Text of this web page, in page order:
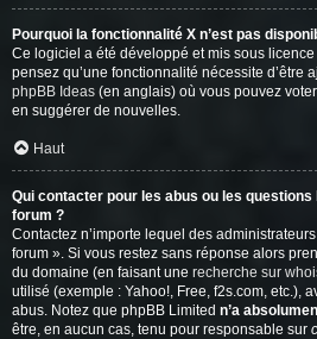
Pourquoi la fonctionnalité X n’est pas
Ce logiciel a été développé et mis sous
pensez qu’une fonctionnalité nécessite d’être
phpBB Ideas (en anglais) où vous pouvez
en suggérer de nouvelles.
Haut
Qui contacter pour les abus ou les
forum ?
Contactez n’importe lequel des
forum ». Si vous restez sans réponse alors
du domaine (en faisant une recherche sur
utilisé (exemple : Yahoo!, Free, f2s.com, etc.),
abus. Notez que phpBB Limited n’a
être, en aucun cas, tenu pour responsable sur